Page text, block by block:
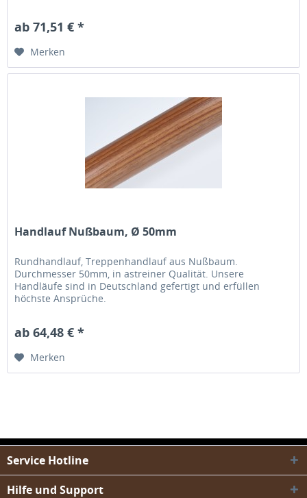
ab 71,51 € *
Merken
Handlauf Nußbaum, Ø 50mm
Rundhandlauf, Treppenhandlauf aus Nußbaum.
Durchmesser 50mm, in astreiner Qualität. Unsere
Handläufe sind in Deutschland gefertigt und erfüllen
höchste Ansprüche.
ab 64,48 € *
Merken
Service Hotline
Hilfe und Support